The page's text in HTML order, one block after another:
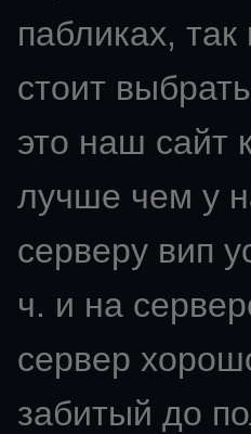
пабликах,
стоит
это наш сайт
лучше чем у
серверу вип
ч. и на
сервер
забитый до